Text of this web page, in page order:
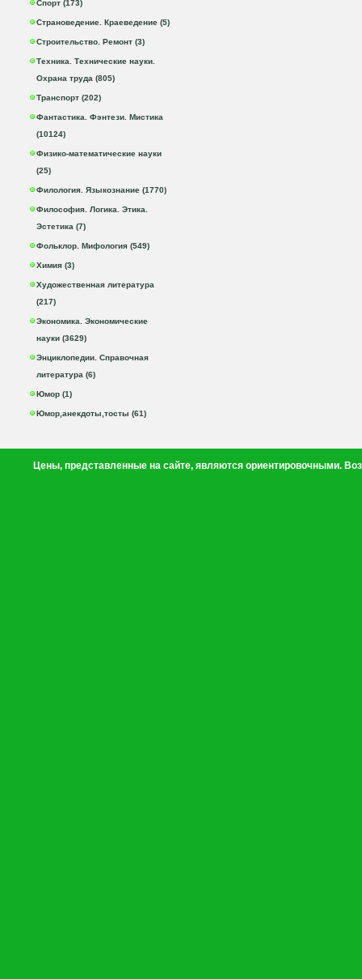
Спорт (173)
Страноведение. Краеведение (5)
Строительство. Ремонт (3)
Техника. Технические науки.
Охрана труда (805)
Транспорт (202)
Фантастика. Фэнтези. Мистика
(10124)
Физико-математические науки
(25)
Филология. Языкознание (1770)
Философия. Логика. Этика.
Эстетика (7)
Фольклор. Мифология (549)
Химия (3)
Художественная литература
(217)
Экономика. Экономические
науки (3629)
Энциклопедии. Справочная
литература (6)
Юмор (1)
Юмор,анекдоты,тосты (61)
Цены, представленные на сайте, являются ориентировочными.